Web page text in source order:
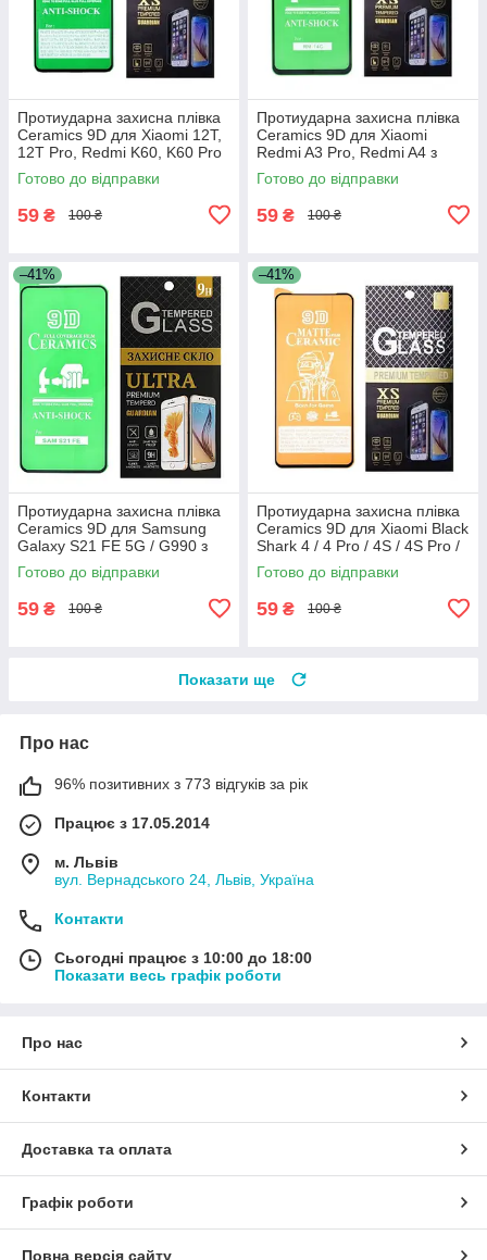
Протиударна захисна плівка
Ceramics 9D для Xiaomi 12T,
12T Pro, Redmi K60, K60 Pro
з чорною рамкою, глянцева
Готово до відправки
59 ₴ 100 ₴
Протиударна захисна плівка
Ceramics 9D для Xiaomi
Redmi A3 Pro, Redmi A4 з
чорною рамкою
Готово до відправки
59 ₴ 100 ₴
–41%
Протиударна захисна плівка
Ceramics 9D для Samsung
Galaxy S21 FE 5G / G990 з
чорною рамкою, глянцева
Готово до відправки
59 ₴ 100 ₴
–41%
Протиударна захисна плівка
Ceramics 9D для Xiaomi Black
Shark 4 / 4 Pro / 4S / 4S Pro /
5 / 5 RS з чорною рамкою,
матова
Готово до відправки
59 ₴ 100 ₴
Показати ще
Про нас
96% позитивних з 773 відгуків за рік
Працює з 17.05.2014
м. Львів
вул. Вернадського 24, Львів, Україна
Контакти
Сьогодні працює з 10:00 до 18:00
Показати весь графік роботи
Про нас
Контакти
Доставка та оплата
Графік роботи
Повна версія сайту